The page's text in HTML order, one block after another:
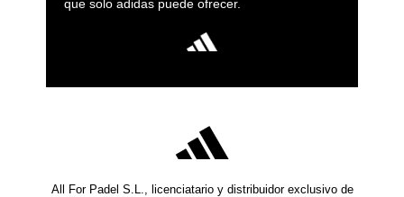
que solo adidas puede ofrecer.
All For Padel S.L., licenciatario y distribuidor exclusivo de